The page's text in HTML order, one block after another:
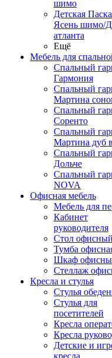
шимо
Детская
Ясень шимо/
атланта
Ещё
Мебель для
Спальный
Гармония
Спальный
Мартина
Спальный
Соренто
Спальный
Мартина дуб
Спальный
Дольче
Спальный
NOVA
Офисная мебель
Мебель для
Кабинет
руководителя
Стол офисный
Тумба
Шкаф
Стеллаж
Кресла и стулья
Стулья
Стулья для
посетителей
Кресла
Кресла
Детские и
кресла